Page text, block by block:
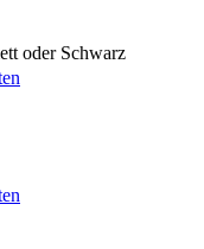
oder Schwarz